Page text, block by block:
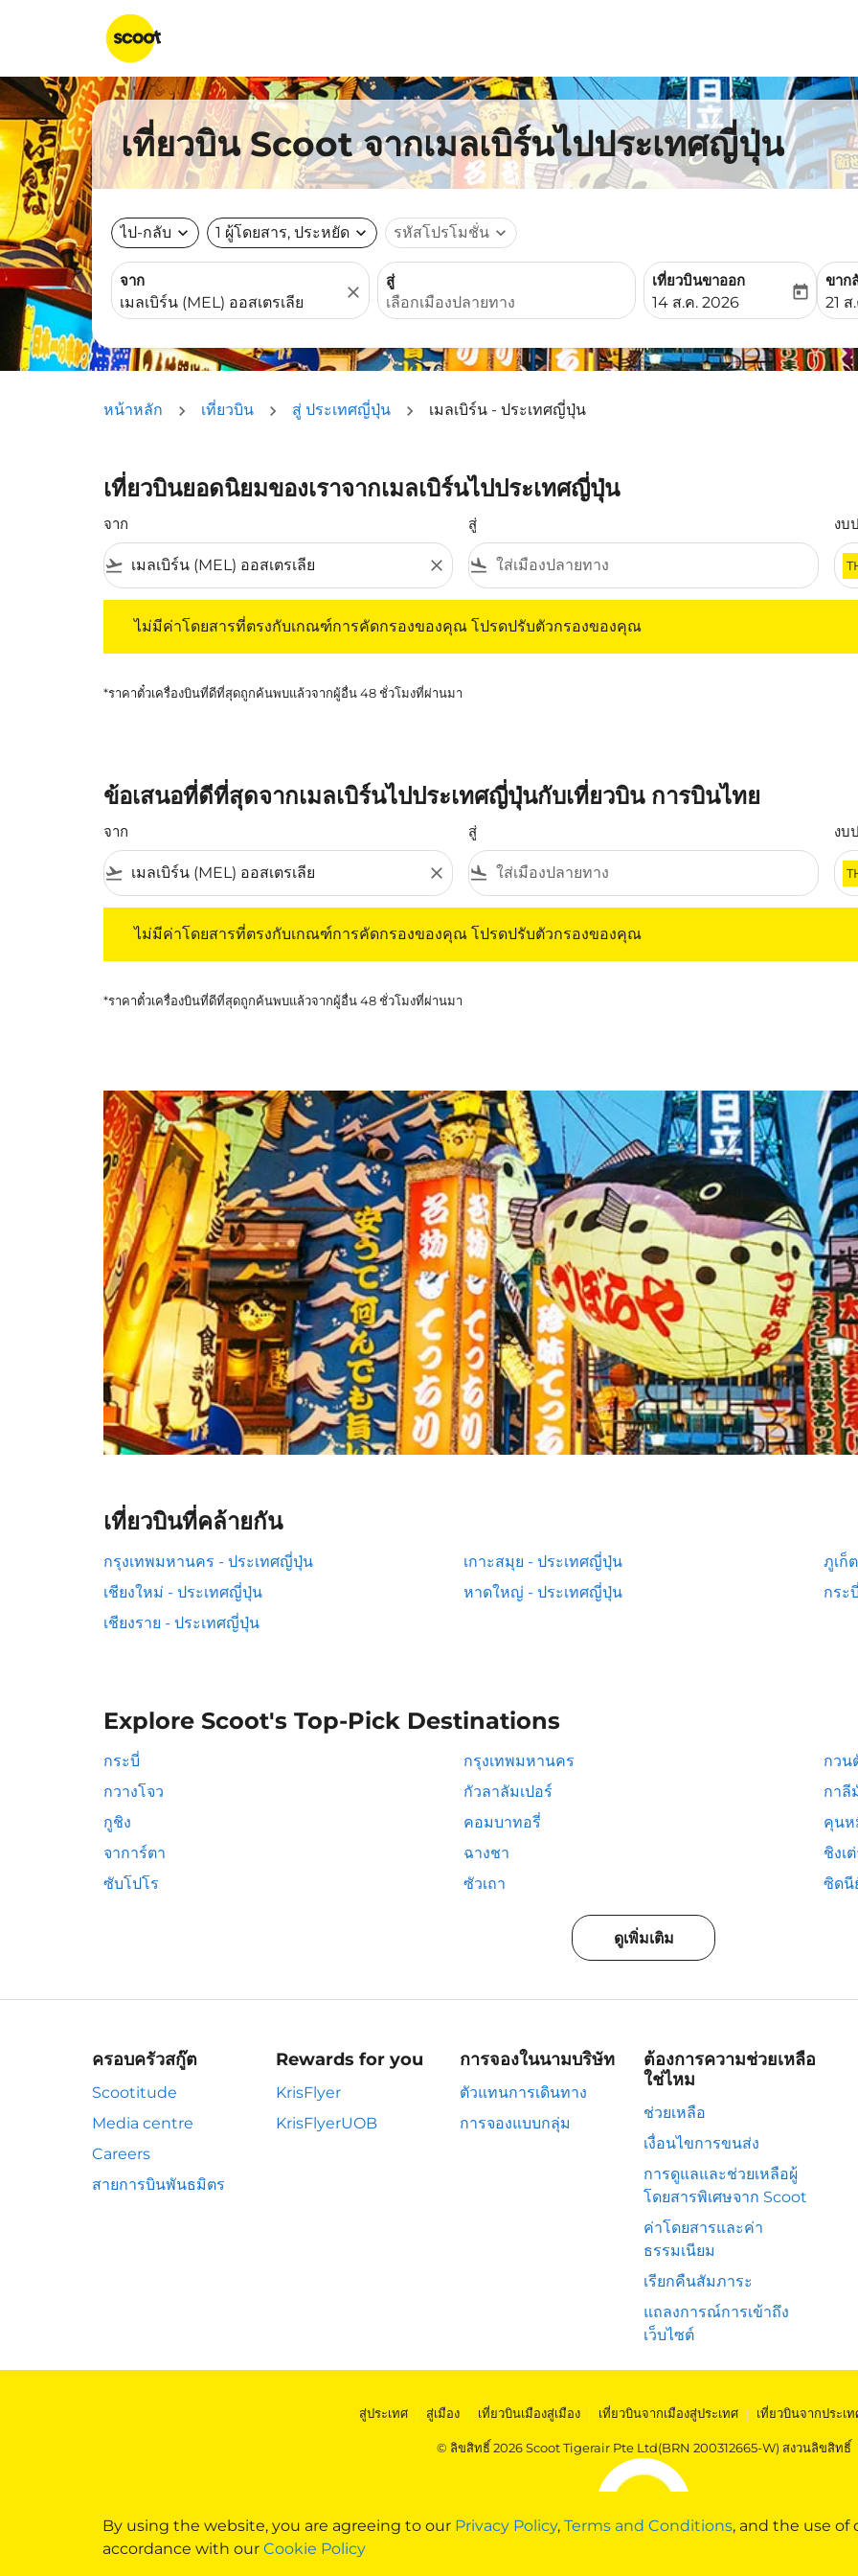
By using the website, you are agreeing to our Privacy Policy, Terms and Conditions, and the use of
accordance with our Cookie Policy
เที่ยวบิน Scoot จากเมลเบิร์นไปประเทศญี่ปุ่น
ไป-กลับ expand_more 1 ผู้โดยสาร, ประหยัด expand_more รหัสโปรโมชั่น expand_more
จาก
close
สู่
เที่ยวบินขาออก
fc-booking-departure-
14 ส.ค. 2026
today
ขาก
fc-
21
หน้าหลัก เที่ยวบิน สู่ ประเทศญี่ปุ่น เมลเบิร์น - ประเทศญี่ปุ่น
เที่ยวบินยอดนิยมของเราจากเมลเบิร์นไปประเทศญี่ปุ่น
จาก
flight_takeoff close
สู่
flight_land
งบ
ไม่มีค่าโดยสารที่ตรงกับเกณฑ์การคัดกรองของคุณ โปรดปรับตัวกรองของคุณ
*ราคาตั๋วเครื่องบินที่ดีที่สุดถูกค้นพบแล้วจากผู้อื่น 48 ชั่วโมงที่ผ่านมา
ข้อเสนอที่ดีที่สุดจากเมลเบิร์นไปประเทศญี่ปุ่นกับเที่ยวบิน การบินไทย
จาก
flight_takeoff close
สู่
flight_land
งบ
ไม่มีค่าโดยสารที่ตรงกับเกณฑ์การคัดกรองของคุณ โปรดปรับตัวกรองของคุณ
*ราคาตั๋วเครื่องบินที่ดีที่สุดถูกค้นพบแล้วจากผู้อื่น 48 ชั่วโมงที่ผ่านมา
เที่ยวบินที่คล้ายกัน
กรุงเทพมหานคร - ประเทศญี่ปุ่น เกาะสมุย - ประเทศญี่ปุ่น
ภูเก็
เชียงใหม่ - ประเทศญี่ปุ่น
หาดใหญ่ - ประเทศญี่ปุ่น
กระ
เชียงราย - ประเทศญี่ปุ่น
Explore Scoot's Top-Pick Destinations
กระบี่ กรุงเทพมหานคร
กวน
กวางโจว
กัวลาลัมเปอร์
กาลี
กูชิง
คอมบาทอรี่
คุนห
จาการ์ตา
ฉางชา
ชิงเ
ซับโปโร
ซัวเถา ซิดนี
ดูเพิ่มเติม
ครอบครัวสกู๊ต
Scootitude
Media centre
Careers
สายการบินพันธมิตร
Rewards for you
KrisFlyer
KrisFlyerUOB
การจองในนามบริษัท
ตัวแทนการเดินทาง
การจองแบบกลุ่ม
ต้องการความช่วยเหลือ
ใช่ไหม
ช่วยเหลือ
เงื่อนไขการขนส่ง
การดูแลและช่วยเหลือผู้
โดยสารพิเศษจาก Scoot
ค่าโดยสารและค่า
ธรรมเนียม
เรียกคืนสัมภาระ
แถลงการณ์การเข้าถึง
เว็บไซต์
สู่ประเทศ | สู่เมือง | เที่ยวบินเมืองสู่เมือง | เที่ยวบินจากเมืองสู่ประเทศ | เที่ยวบินจากประเท
© ลิขสิทธิ์ 2026 Scoot Tigerair Pte Ltd(BRN 200312665-W) สงวนลิขสิทธิ์